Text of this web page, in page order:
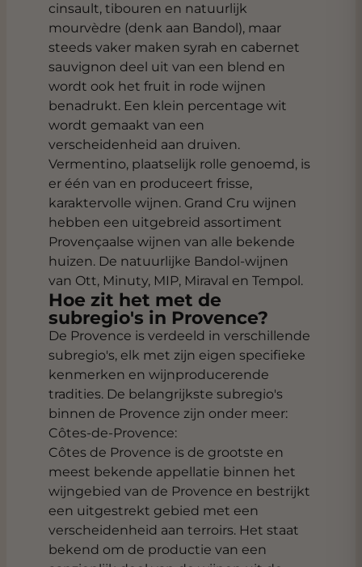
cinsault, tibouren en natuurlijk
mourvèdre (denk aan Bandol), maar
steeds vaker maken syrah en cabernet
sauvignon deel uit van een blend en
wordt ook het fruit in rode wijnen
benadrukt. Een klein percentage wit
wordt gemaakt van een
verscheidenheid aan druiven.
Vermentino, plaatselijk rolle genoemd, is
er één van en produceert frisse,
karaktervolle wijnen. Grand Cru wijnen
hebben een uitgebreid assortiment
Provençaalse wijnen van alle bekende
huizen. De natuurlijke Bandol-wijnen
van Ott, Minuty, MIP, Miraval en Tempol.
Hoe zit het met de
subregio's in Provence?
De Provence is verdeeld in verschillende
subregio's, elk met zijn eigen specifieke
kenmerken en wijnproducerende
tradities. De belangrijkste subregio's
binnen de Provence zijn onder meer:
Côtes-de-Provence:
Côtes de Provence is de grootste en
meest bekende appellatie binnen het
wijngebied van de Provence en bestrijkt
een uitgestrekt gebied met een
verscheidenheid aan terroirs. Het staat
bekend om de productie van een